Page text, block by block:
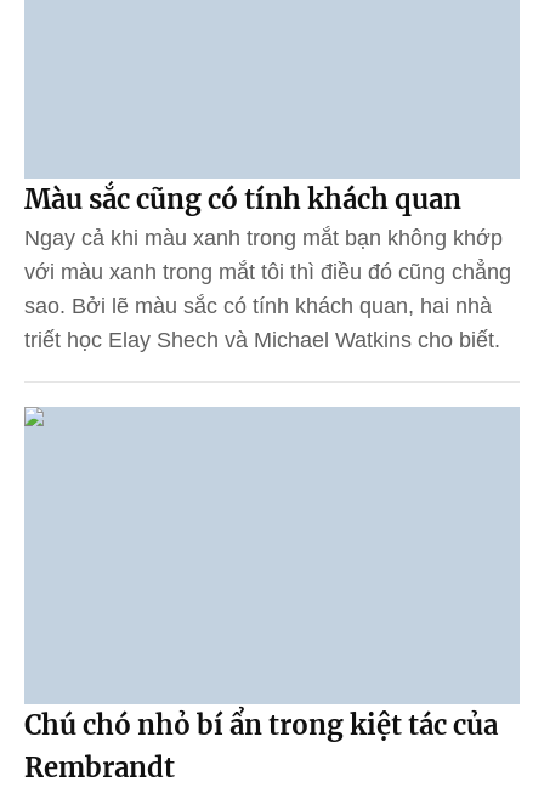
Màu sắc cũng có tính khách quan
Ngay cả khi màu xanh trong mắt bạn không khớp
với màu xanh trong mắt tôi thì điều đó cũng chẳng
sao. Bởi lẽ màu sắc có tính khách quan, hai nhà
triết học Elay Shech và Michael Watkins cho biết.
Chú chó nhỏ bí ẩn trong kiệt tác của
Rembrandt